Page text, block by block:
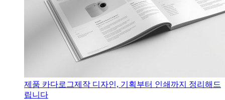
제품 카다로그제작 디자인, 기획부터 인쇄까지 정리해드
립니다